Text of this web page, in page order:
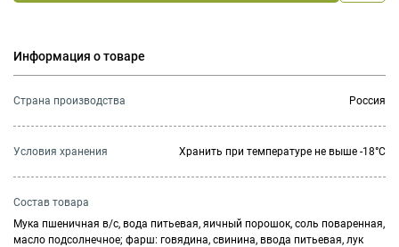
Информация о товаре
Страна производства Россия
Условия хранения Хранить при температуре не выше -18°C
Состав товара
Мука пшеничная в/с, вода питьевая, яичный порошок, соль поваренная,
масло подсолнечное; фарш: говядина, свинина, ввода питьевая, лук